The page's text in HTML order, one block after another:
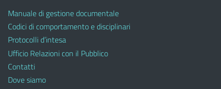
Manuale di gestione documentale
Codici di comportamento e disciplinari
Protocolli d’intesa
Ufficio Relazioni con il Pubblico
Contatti
Dove siamo